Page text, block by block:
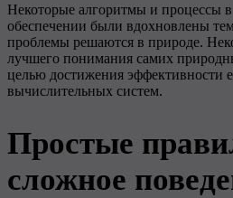
Некоторые алгоритмы и процессы
обеспечении были вдохновлены
проблемы решаются в природе.
лучшего понимания самих
целью достижения эффективности
вычислительных систем.
Простые
сложное